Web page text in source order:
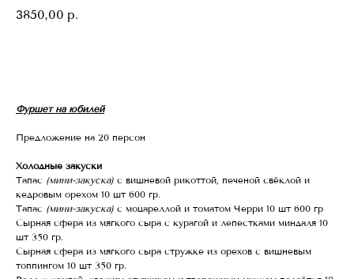
3850,00 р.
Фуршет на юбилей
Предложение на 20 персон
Холодные закуски
Тапас (мини-закуска) с вишневой рикоттой, печеной свёклой и
кедровым орехом 10 шт 600 гр.
Тапас (мини-закуска) с моцареллой и томатом Черри 10 шт 600 гр
Сырная сфера из мягкого сыра с курагой и лепестками миндаля 10
шт 350 гр.
Сырная сфера из мягкого сыра стружке из орехов с вишневым
топпингом 10 шт 350 гр.